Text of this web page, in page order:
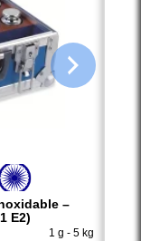
–
E2)
1 g - 5 kg